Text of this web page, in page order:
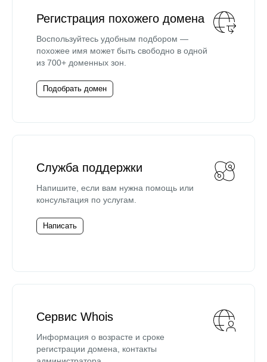
Регистрация похожего домена
Воспользуйтесь удобным подбором —
похожее имя может быть свободно в одной
из 700+ доменных зон.
Подобрать домен
Служба поддержки
Напишите, если вам нужна помощь или
консультация по услугам.
Написать
Сервис Whois
Информация о возрасте и сроке
регистрации домена, контакты